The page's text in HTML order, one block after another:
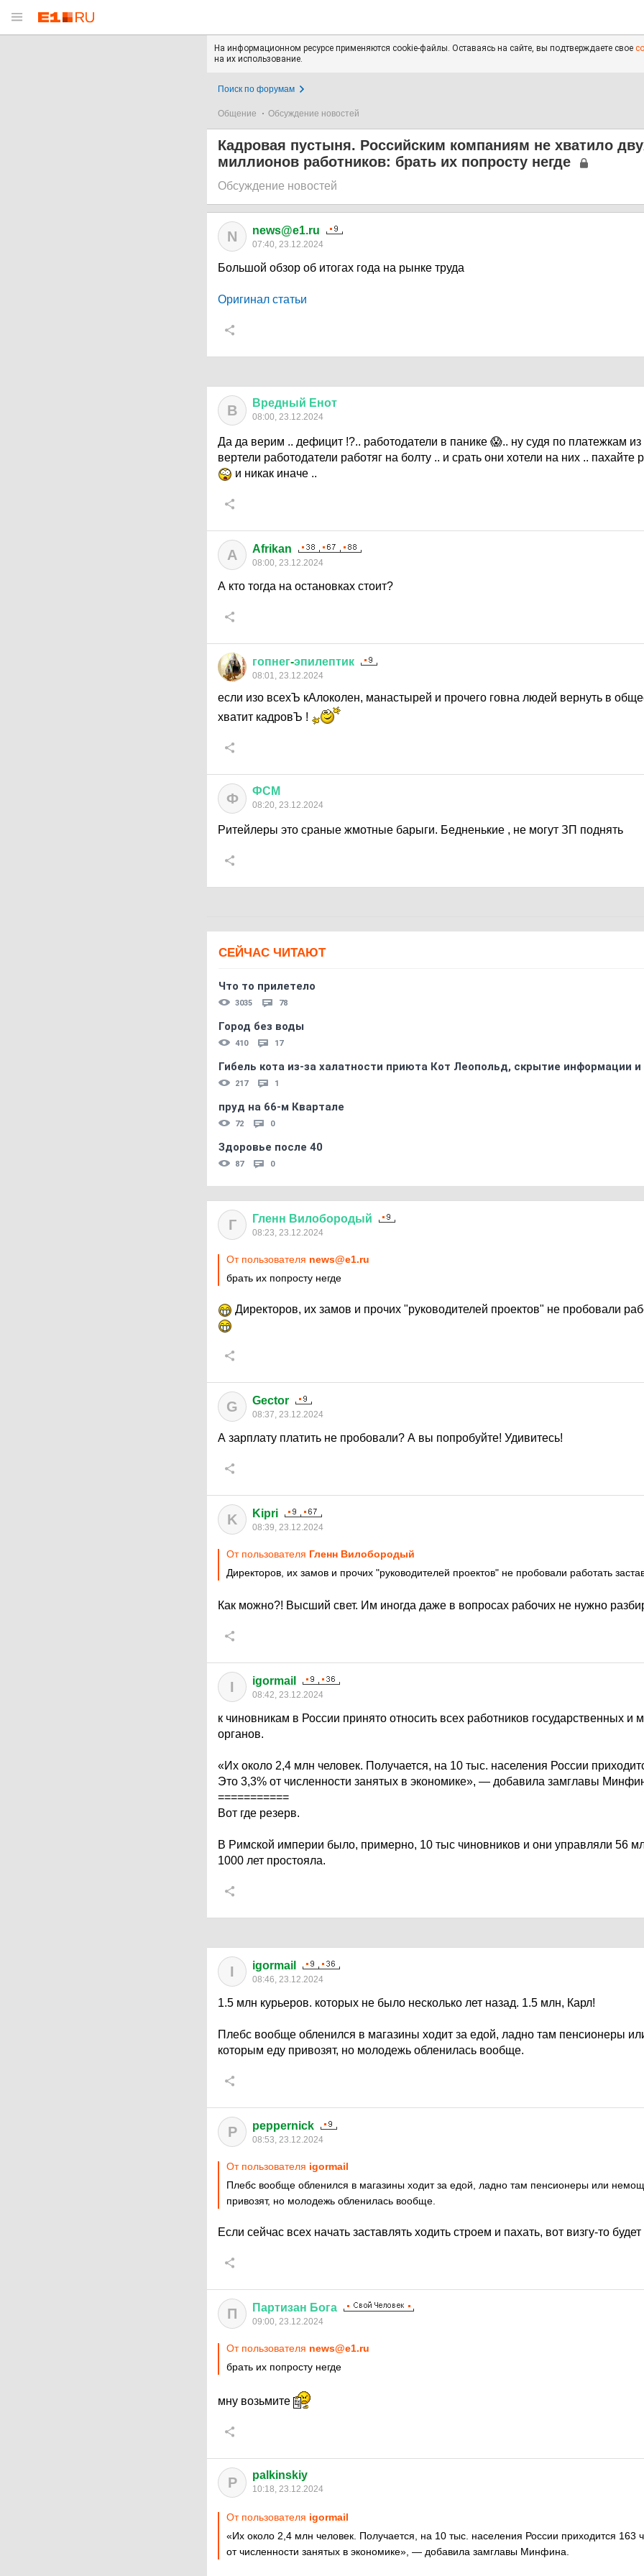
На информационном ресурсе применяются cookie-файлы. Оставаясь на сайте, вы подтверждаете свое
на их использование.
Поиск по форумам
Общение Обсуждение новостей
Кадровая пустыня. Российским компаниям не хватило
миллионов работников: брать их попросту негде
Обсуждение новостей
N news@e1.ru
07:40, 23.12.2024
Большой обзор об итогах года на рынке труда
Оригинал статьи
В Вредный Енот
08:00, 23.12.2024
Да да верим .. дефицит !?.. работодатели в панике 😱.. ну судя по платежкам
вертели работодатели работяг на болту .. и срать они хотели на них .. пахайте
и никак иначе ..
A Afrikan
08:00, 23.12.2024
А кто тогда на остановках стоит?
гопнег-эпилептик
08:01, 23.12.2024
если изо всехЪ кАлоколен, манастырей и прочего говна людей вернуть в
хватит кадровЪ !
Ф ФСМ
08:20, 23.12.2024
Ритейлеры это сраные жмотные барыги. Бедненькие , не могут ЗП поднять
СЕЙЧАС ЧИТАЮТ
Что то прилетело
3035 78
Город без воды
410 17
Гибель кота из-за халатности приюта Кот Леопольд, скрытиe информации
217 1
пруд на 66-м Квартале
72 0
Здоровье после 40
87 0
Г Гленн Вилобородый
08:23, 23.12.2024
От пользователя news@e1.ru
брать их попросту негде
Директоров, их замов и прочих "руководителей проектов" не пробовали
G Gector
08:37, 23.12.2024
А зарплату платить не пробовали? А вы попробуйте! Удивитесь!
K Kipri
08:39, 23.12.2024
От пользователя Гленн Вилобородый
Директоров, их замов и прочих "руководителей проектов" не пробовали работать
Как можно?! Высший свет. Им иногда даже в вопросах рабочих не нужно
I igormail
08:42, 23.12.2024
к чиновникам в России принято относить всех работников государственных и
органов.
«Их около 2,4 млн человек. Получается, на 10 тыс. населения России
Это 3,3% от численности занятых в экономике», — добавила замглавы
===========
Вот где резерв.
В Римской империи было, примерно, 10 тыс чиновников и они управляли 56
1000 лет простояла.
I igormail
08:46, 23.12.2024
1.5 млн курьеров. которых не было несколько лет назад. 1.5 млн, Карл!
Плебс вообще обленился в магазины ходит за едой, ладно там пенсионеры
которым еду привозят, но молодежь обленилась вообще.
P peppernick
08:53, 23.12.2024
От пользователя igormail
Плебс вообще обленился в магазины ходит за едой, ладно там пенсионеры или
привозят, но молодежь обленилась вообще.
Если сейчас всех начать заставлять ходить строем и пахать, вот визгу-то
П Партизан Бога
09:00, 23.12.2024
От пользователя news@e1.ru
брать их попросту негде
мну возьмите
P palkinskiy
10:18, 23.12.2024
От пользователя igormail
«Их около 2,4 млн человек. Получается, на 10 тыс. населения России приходится 163
от численности занятых в экономике», — добавила замглавы Минфина.